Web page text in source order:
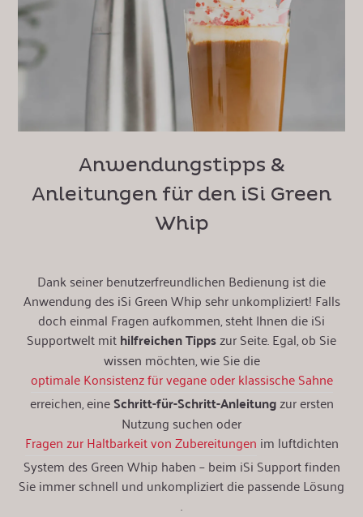
Anwendungstipps &
Anleitungen für den iSi Green
Whip
Dank seiner benutzerfreundlichen Bedienung ist die
Anwendung des iSi Green Whip sehr unkompliziert! Falls
doch einmal Fragen aufkommen, steht Ihnen die iSi
Supportwelt mithilfreichen Tippszur Seite. Egal, ob Sie
wissen möchten, wie Sie die
optimale Konsistenz für vegane oder klassische Sahne
erreichen, eineSchritt-für-Schritt-Anleitungzur ersten
Nutzung suchen oder
Fragen zur Haltbarkeit von Zubereitungen im luftdichten
System des Green Whip haben – beim iSi Support finden
Sie immer schnell und unkompliziert die passende Lösung​
.